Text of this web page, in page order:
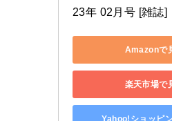
23年 02月号 [雑誌]
Amazonで
楽天市場で
Yahoo!ショッピ